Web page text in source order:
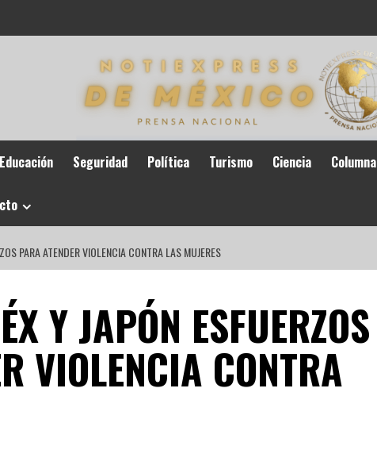
Educación Seguridad Política Turismo Ciencia Columna
PARA ATENDER VIOLENCIA CONTRA LAS MUJERES
Y JAPÓN ESFUERZOS
VIOLENCIA CONTRA